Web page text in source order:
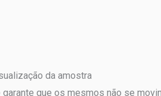
da amostra
que os mesmos não se